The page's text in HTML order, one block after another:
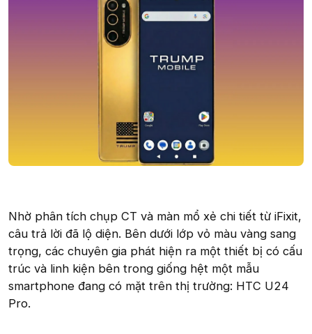
Nhờ phân tích chụp CT và màn mổ xẻ chi tiết từ iFixit,
câu trả lời đã lộ diện. Bên dưới lớp vỏ màu vàng sang
trọng, các chuyên gia phát hiện ra một thiết bị có cấu
trúc và linh kiện bên trong giống hệt một mẫu
smartphone đang có mặt trên thị trường: HTC U24
Pro.